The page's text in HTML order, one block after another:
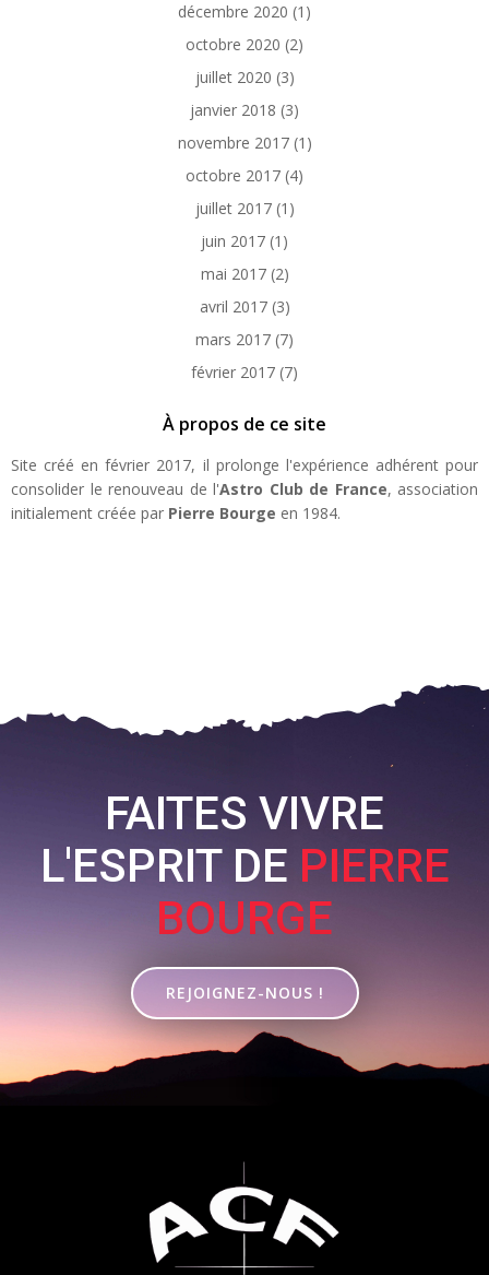
décembre 2020 (1)
octobre 2020 (2)
juillet 2020 (3)
janvier 2018 (3)
novembre 2017(1)
octobre 2017 (4)
juillet 2017(1)
juin 2017 (1)
mai 2017(2)
avril 2017(3)
mars 2017 (7)
février 2017 (7)
À propos de ce site
Site créé en février 2017, il prolonge l'expérience adhérent pour
consolider le renouveau de l'Astro Club de France, association
initialement créée par Pierre Bourge en 1984.
FAITES VIVRE
L'ESPRIT DE PIERRE
BOURGE
REJOIGNEZ-NOUS !